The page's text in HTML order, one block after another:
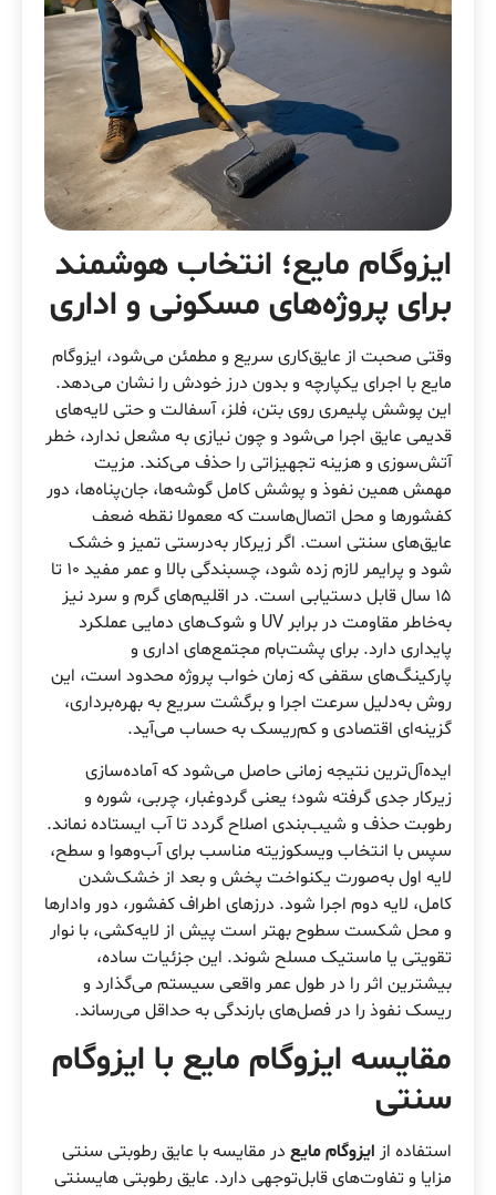
ایزوگام مایع؛ انتخاب هوشمند
برای پروژه‌های مسکونی و اداری
وقتی صحبت از عایق‌کاری سریع و مطمئن می‌شود، ایزوگام
مایع با اجرای یکپارچه و بدون درز خودش را نشان می‌دهد.
این پوشش پلیمری روی بتن، فلز، آسفالت و حتی لایه‌های
قدیمی عایق اجرا می‌شود و چون نیازی به مشعل ندارد، خطر
آتش‌سوزی و هزینه تجهیزاتی را حذف می‌کند. مزیت
مهمش همین نفوذ و پوشش کامل گوشه‌ها، جان‌پناه‌ها، دور
کفشورها و محل اتصال‌هاست که معمولا نقطه ضعف
عایق‌های سنتی است. اگر زیرکار به‌درستی تمیز و خشک
شود و پرایمر لازم زده شود، چسبندگی بالا و عمر مفید 10 تا
15 سال قابل دستیابی است. در اقلیم‌های گرم و سرد نیز
به‌خاطر مقاومت در برابر UV و شوک‌های دمایی عملکرد
پایداری دارد. برای پشت‌بام مجتمع‌های اداری و
پارکینگ‌های سقفی که زمان خواب پروژه محدود است، این
روش به‌دلیل سرعت اجرا و برگشت سریع به بهره‌برداری،
گزینه‌ای اقتصادی و کم‌ریسک به حساب می‌آید.
ایده‌آل‌ترین نتیجه زمانی حاصل می‌شود که آماده‌سازی
زیرکار جدی گرفته شود؛ یعنی گردوغبار، چربی، شوره و
رطوبت حذف و شیب‌بندی اصلاح گردد تا آب ایستاده نماند.
سپس با انتخاب ویسکوزیته مناسب برای آب‌وهوا و سطح،
لایه اول به‌صورت یکنواخت پخش و بعد از خشک‌شدن
کامل، لایه دوم اجرا شود. درزهای اطراف کفشور، دور وادارها
و محل شکست سطوح بهتر است پیش از لایه‌کشی، با نوار
تقویتی یا ماستیک مسلح شوند. این جزئیات ساده،
بیشترین اثر را در طول عمر واقعی سیستم می‌گذارد و
ریسک نفوذ را در فصل‌های بارندگی به حداقل می‌رساند.
مقایسه ایزوگام مایع با ایزوگام
سنتی
استفاده از ایزوگام مایع در مقایسه با عایق رطوبتی سنتی
مزایا و تفاوت‌های قابل‌توجهی دارد. عایق رطوبتی هایسنتی